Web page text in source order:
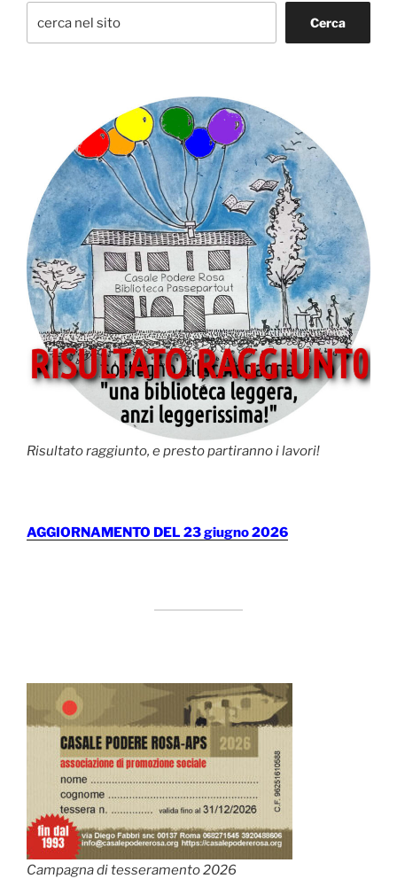
Cerca
Risultato raggiunto, e presto partiranno i lavori!
AGGIORNAMENTO DEL 23 giugno 2026
Campagna di tesseramento 2026